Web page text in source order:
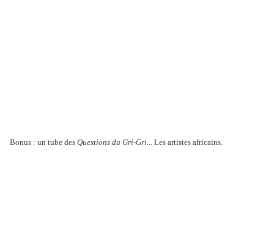
Bonus : un tube des Questions du Gri-Gri... Les artistes africains.